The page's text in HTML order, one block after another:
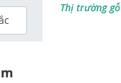
Thị trường gỗ